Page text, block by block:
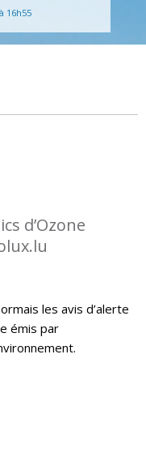
16h55
d’Ozone
les avis d’alerte
émis par